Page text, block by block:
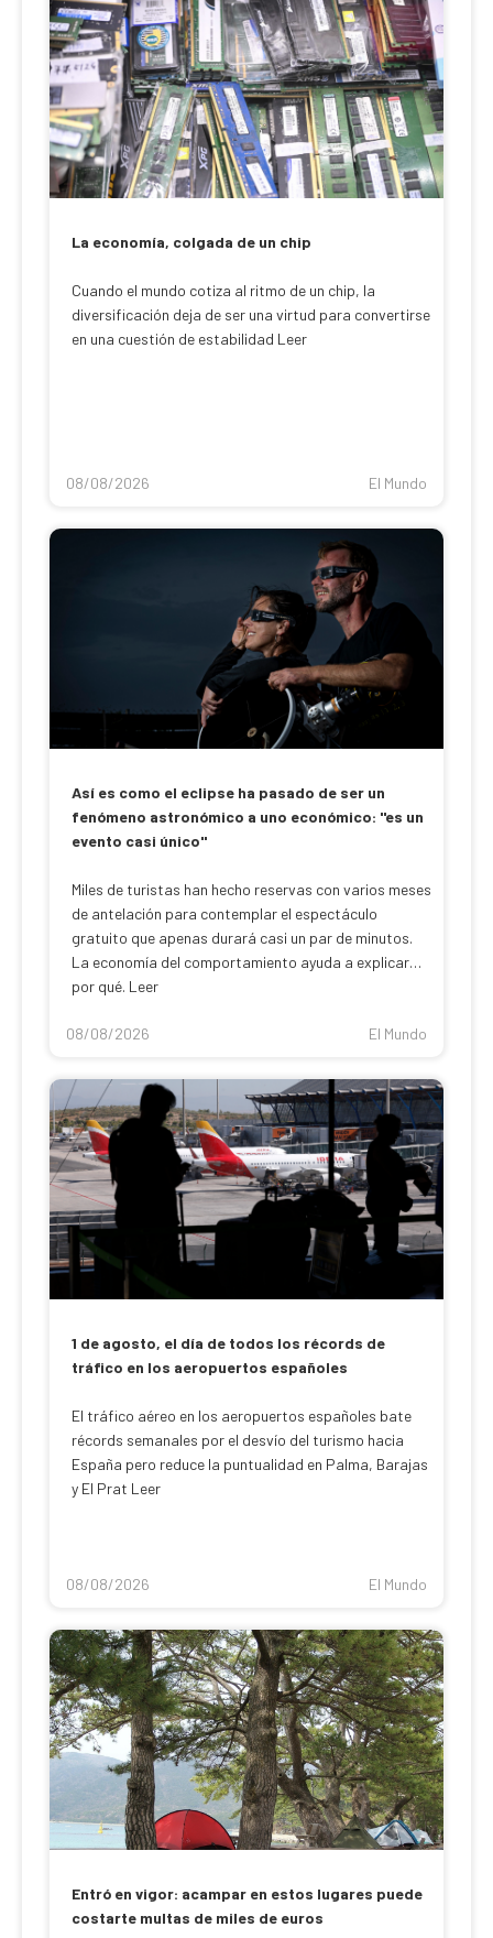
La economía, colgada de un chip
Cuando el mundo cotiza al ritmo de un chip, la
diversificación deja de ser una virtud para convertirse
en una cuestión de estabilidad Leer
08/08/2026 El Mundo
Así es como el eclipse ha pasado de ser un
fenómeno astronómico a uno económico: "es un
evento casi único"
Miles de turistas han hecho reservas con varios meses
de antelación para contemplar el espectáculo
gratuito que apenas durará casi un par de minutos.
La economía del comportamiento ayuda a explicar
por qué. Leer
08/08/2026 El Mundo
1 de agosto, el día de todos los récords de
tráfico en los aeropuertos españoles
El tráfico aéreo en los aeropuertos españoles bate
récords semanales por el desvío del turismo hacia
España pero reduce la puntualidad en Palma, Barajas
y El Prat Leer
08/08/2026 El Mundo
Entró en vigor: acampar en estos lugares puede
costarte multas de miles de euros